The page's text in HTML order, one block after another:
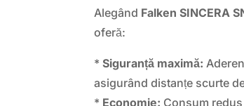
Alegând Falken SINCERA
oferă:
*Siguranță maximă:
asigurând distanțe scurte
* Economie: Consum